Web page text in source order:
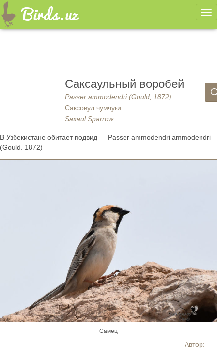
Саксаульный воробей
Passer ammodendri (Gould, 1872)
Саксовул чумчуғи
Saxaul Sparrow
В Узбекистане обитает подвид — Passer ammodendri ammodendri
(Gould, 1872)
Автор:
Самец